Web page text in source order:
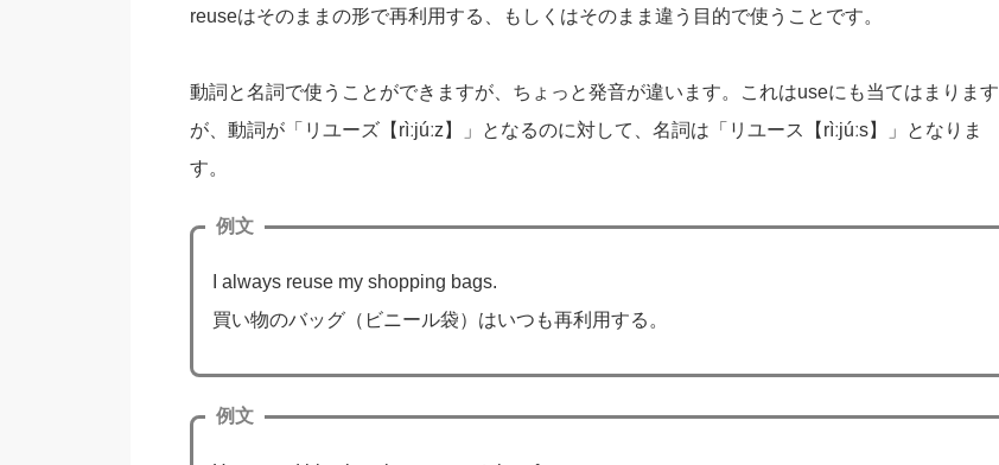
reuseはそのままの形で再利用する、もしくはそのまま違う目的で使うことです。
動詞と名詞で使うことができますが、ちょっと発音が違います。これはuseにも当てはまります
が、動詞が「リユーズ【rìːjúːz】」となるのに対して、名詞は「リユース【rìːjúːs】」となりま
す。
例文
I always reuse my shopping bags.
買い物のバッグ（ビニール袋）はいつも再利用する。
例文